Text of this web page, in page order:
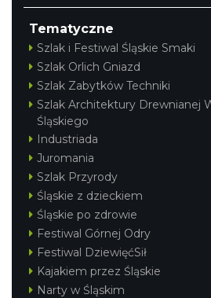
Tematyczne
Szlak i Festiwal Śląskie Smaki
Szlak Orlich Gniazd
Szlak Zabytków Techniki
Szlak Architektury Drewnianej
Śląskiego
Industriada
Juromania
Szlak Przyrody
Śląskie z dzieckiem
Śląskie po zdrowie
Festiwal Górnej Odry
Festiwal DziewięćSił
Kajakiem przez Śląskie
Narty w Śląskim